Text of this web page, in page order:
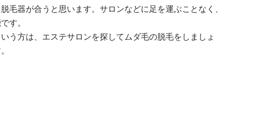
毛器が合うと思います。サロンなどに足を運ぶことなく、
す。
う方は、エステサロンを探してムダ毛の脱毛をしましょ